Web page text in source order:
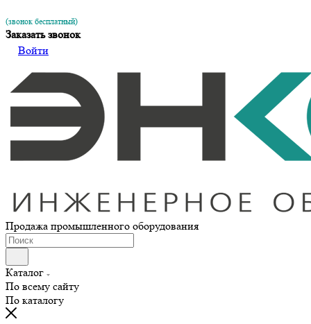
(звонок бесплатный)
Заказать звонок
Войти
Продажа промышленного оборудования
Каталог
По всему сайту
По каталогу